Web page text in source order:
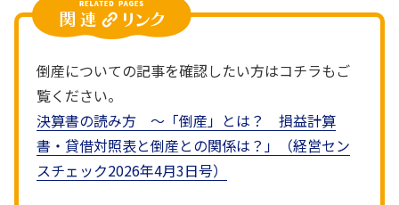
倒産についての記事を確認したい方はコチラもご
覧ください。
決算書の読み方 ～「倒産」とは？ 損益計算
書・貸借対照表と倒産との関係は？」（経営セン
スチェック2026年4月3日号）